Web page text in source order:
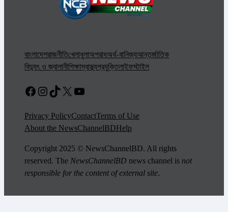
বাংলাদেশরাজনীতিখেলাধুলাঅপরাধঅর্থ-বানিজ্যআন্তর্জাতিক
বিদ্যুৎ ও জ্বালানীশিক্ষাস্বাস্থ্যপ্রযুক্তিলাইফস্টাইল
Facebook
Instagram
TikTok
X YouTube
Privacy PolicyContactTerms of Use
About the NewsChannelBDHelp
Copyright 2025 © NewsChannelBD. All rights
reserved. The NewsChannelBD news channel is not
responsible for the content of external site.